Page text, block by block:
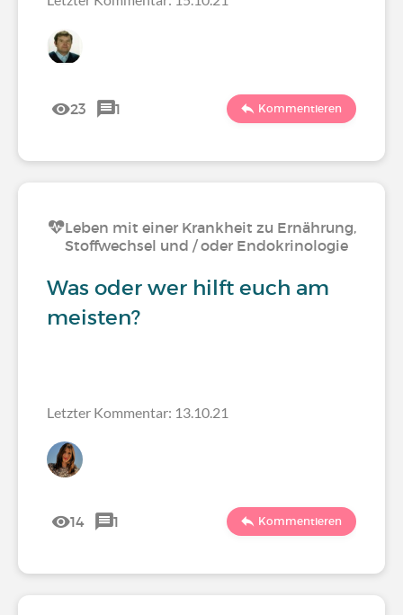
23 1 Kommentieren
Leben mit einer Krankheit zu Ernährung,
Stoffwechsel und / oder Endokrinologie
Was oder wer hilft euch am
meisten?
Letzter Kommentar: 13.10.21
14 1 Kommentieren